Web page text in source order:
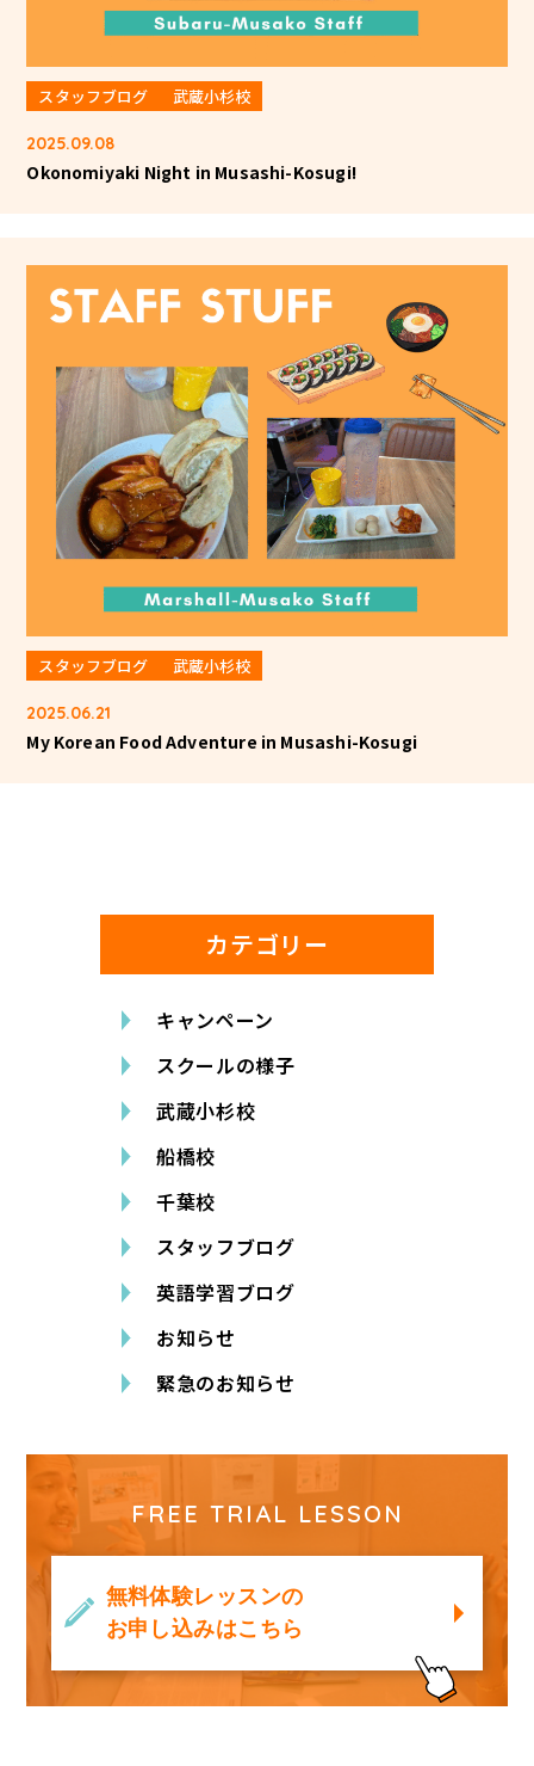
スタッフブログ 武蔵小杉校
2025.09.08
Okonomiyaki Night in Musashi-Kosugi!
スタッフブログ 武蔵小杉校
2025.06.21
My Korean Food Adventure in Musashi-Kosugi
カテゴリー
キャンペーン
スクールの様子
武蔵小杉校
船橋校
千葉校
スタッフブログ
英語学習ブログ
お知らせ
緊急のお知らせ
FREE TRIAL LESSON
無料体験レッスンの
お申し込みはこちら